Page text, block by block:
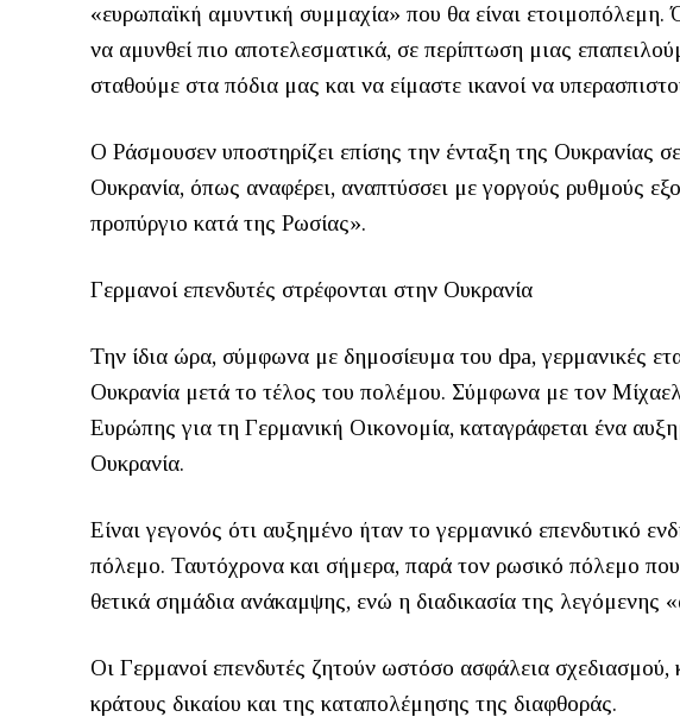
«ευρωπαϊκή αμυντική συμμαχία» που θα είναι
να αμυνθεί πιο αποτελεσματικά, σε περίπτωση μιας
σταθούμε στα πόδια μας και να είμαστε ικανοί να
Ο Ράσμουσεν υποστηρίζει επίσης την ένταξη της Ουκρανίας
Ουκρανία, όπως αναφέρει, αναπτύσσει με γοργούς ρυθμούς
προπύργιο κατά της Ρωσίας».
Γερμανοί επενδυτές στρέφονται στην Ουκρανία
Την ίδια ώρα, σύμφωνα με δημοσίευμα του dpa, γερμανικές
Ουκρανία μετά το τέλος του πολέμου. Σύμφωνα με τον
Ευρώπης για τη Γερμανική Οικονομία, καταγράφεται ένα
Ουκρανία.
Είναι γεγονός ότι αυξημένο ήταν το γερμανικό επενδυτικό
πόλεμο. Ταυτόχρονα και σήμερα, παρά τον ρωσικό πόλεμο που
θετικά σημάδια ανάκαμψης, ενώ η διαδικασία της λεγόμενης
Οι Γερμανοί επενδυτές ζητούν ωστόσο ασφάλεια σχεδιασμού,
κράτους δικαίου και της καταπολέμησης της διαφθοράς.